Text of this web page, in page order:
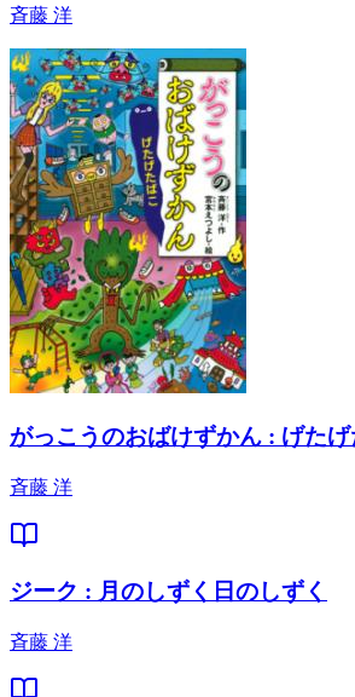
斉藤 洋
がっこうのおばけずかん : げたげ
斉藤 洋
ジーク : 月のしずく日のしずく
斉藤 洋